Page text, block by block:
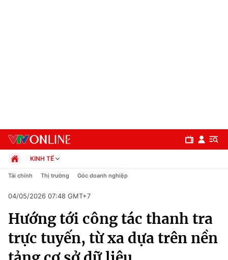
Chuyên mục
Chính trị
KINH TẾ
Chính trị
Pháp luật
Kinh tế
Thể thao
Truyền hình
Văn hóa - Giải trí
Tài chính Thị trường Góc doanh nghiệp
04/05/2026 07:48 GMT+7
Hướng tới công tác thanh tra
trực tuyến, từ xa dựa trên nền